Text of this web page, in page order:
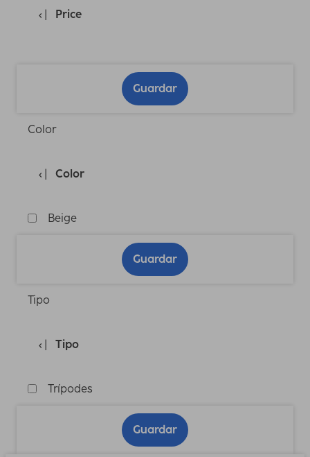
Price
Guardar
Color
Color
Beige
Guardar
Tipo
Tipo
Trípodes
Guardar